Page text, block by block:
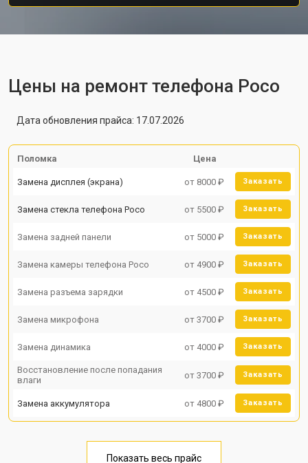
Цены на ремонт телефона Poco
Дата обновления прайса: 17.07.2026
Поломка Цена
Замена дисплея (экрана) от 8000 ₽ Заказать
Замена стекла телефона Poco от 5500 ₽ Заказать
Замена задней панели от 5000 ₽ Заказать
Замена камеры телефона Poco от 4900 ₽ Заказать
Замена разъема зарядки от 4500 ₽ Заказать
Замена микрофона от 3700 ₽ Заказать
Замена динамика от 4000 ₽ Заказать
Восстановление после попадания
влаги
от 3700 ₽ Заказать
Замена аккумулятора от 4800 ₽ Заказать
Показать весь прайс